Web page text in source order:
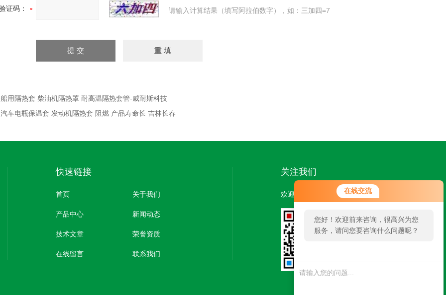
在线交流
您好！欢迎前来咨询，很高兴为您
服务，请问您要咨询什么问题呢？
证码： 请输入计算结果（填写阿拉伯数字），如：三加四=7
船用隔热套 柴油机隔热罩 耐高温隔热套管-威耐斯科技
汽车电瓶保温套 发动机隔热套 阻燃 产品寿命长 吉林长春
快速链接
首页 关于我们
产品中心 新闻动态
技术文章 荣誉资质
在线留言 联系我们
关注我们
欢迎您关注我们的微信公众号了解更多信息：